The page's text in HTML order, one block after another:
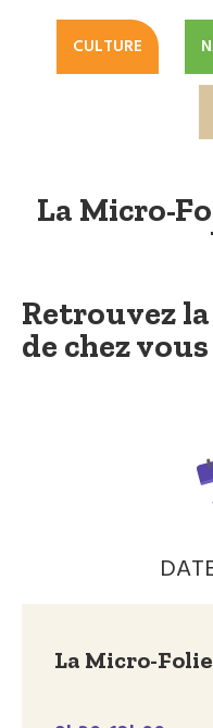
CULTURE
La Micro-
Retrouvez
de chez vous
La Micro-